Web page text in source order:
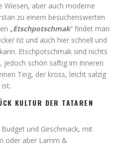
Wiesen, aber auch moderne
zu einem besuchenswerten
„Etschpotschmak“ findet man
ist und auch hier schnell und
Etschpotschmak sind nichts
jedoch schön saftig im Inneren
Teig, der kross, leicht salzig
KULTUR DER TATAREN
und Geschmack, mit
oder aber Lamm &